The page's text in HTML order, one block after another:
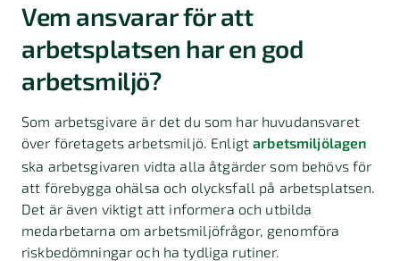
Vem ansvarar för att
arbetsplatsen har en god
arbetsmiljö?
Som arbetsgivare är det du som har huvudansvaret
över företagets arbetsmiljö. Enligtarbetsmiljölagen
ska arbetsgivaren vidta alla åtgärder som behövs för
att förebygga ohälsa och olycksfall på arbetsplatsen.
Det är även viktigt att informera och utbilda
medarbetarna om arbetsmiljöfrågor, genomföra
riskbedömningar och ha tydliga rutiner.